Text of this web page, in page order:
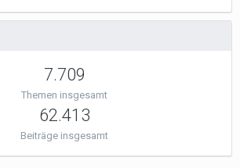
7.709
Themen insgesamt
62.413
Beiträge insgesamt